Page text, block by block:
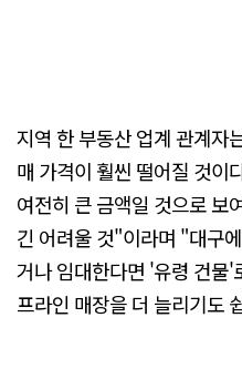
지역 한 부동산 업계 관계자
매 가격이 훨씬 떨어질 것이
여전히 큰 금액일 것으로 보
긴 어려울 것"이라며 "대구
거나 임대한다면 '유령 건물'
프라인 매장을 더 늘리기도